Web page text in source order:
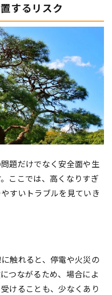
するリスク
題だけでなく安全面や生
ここでは、高くなりすぎ
すいトラブルを見ていき
触れると、停電や火災の
つながるため、場合によ
けることも、少なくあり